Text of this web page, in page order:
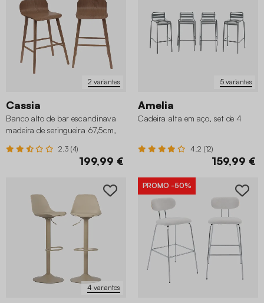
2 variantes
Cassia
Banco alto de bar escandinava
madeira de seringueira 67,5cm,
2.3 (4)
199,99 €
5 variantes
Amelia
Cadeira alta em aço, set de 4
4.2 (12)
159,99 €
4 variantes
PROMO -50%